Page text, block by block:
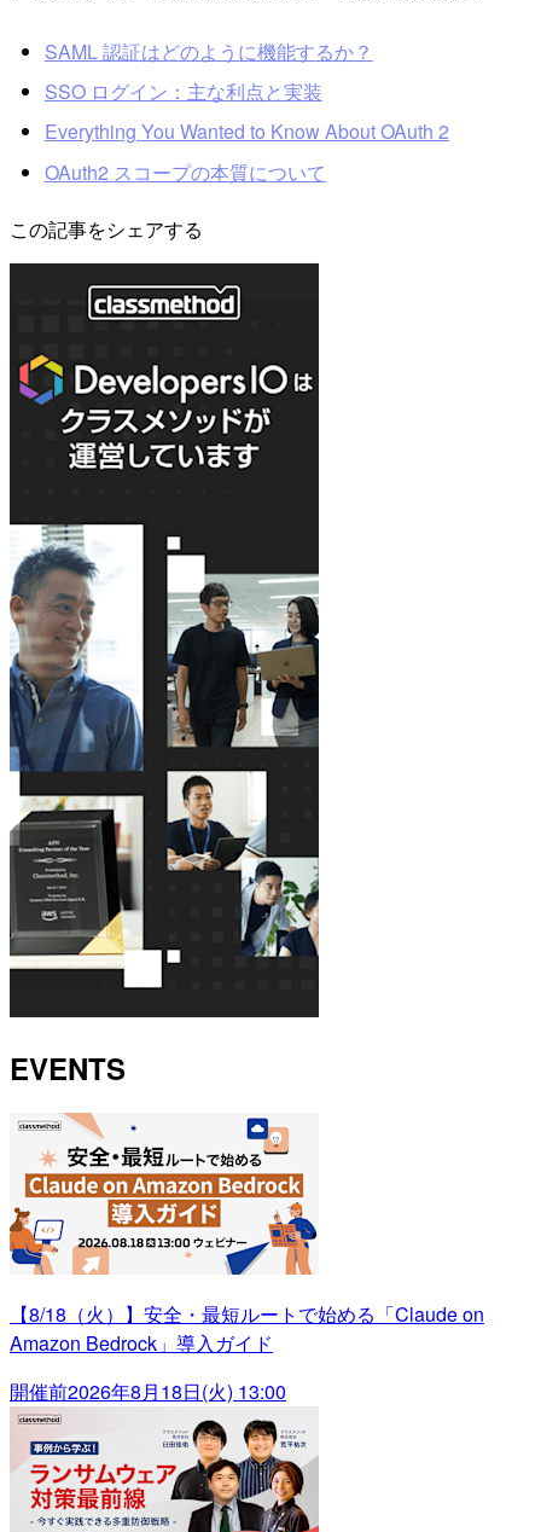
SAML 認証はどのように機能するか？
SSO ログイン：主な利点と実装
Everything You Wanted to Know About OAuth 2
OAuth2 スコープの本質について
この記事をシェアする
EVENTS
【8/18（火）】安全・最短ルートで始める「Claude on
Amazon Bedrock」導入ガイド
開催前2026年8月18日(火) 13:00